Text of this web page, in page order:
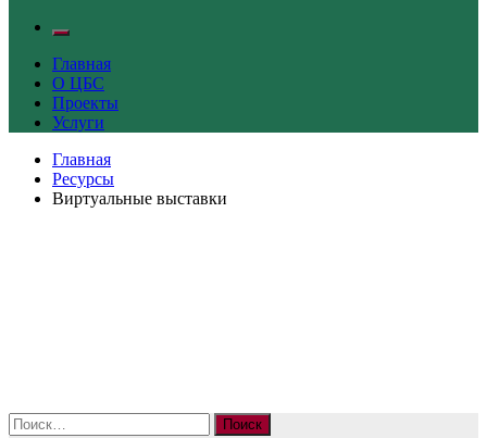
Главная
О ЦБС
Проекты
Услуги
Главная
Ресурсы
Виртуальные выставки